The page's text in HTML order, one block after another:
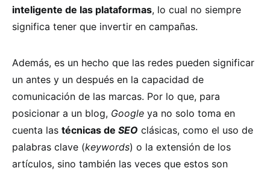
inteligente de las plataformas, lo cual no siempre
significa tener que invertir en campañas.
Además, es un hecho que las redes pueden significar
un antes y un después en la capacidad de
comunicación de las marcas. Por lo que, para
posicionar a un blog, Google ya no solo toma en
cuenta las técnicas de SEO clásicas, como el uso de
palabras clave (keywords) o la extensión de los
artículos, sino también las veces que estos son